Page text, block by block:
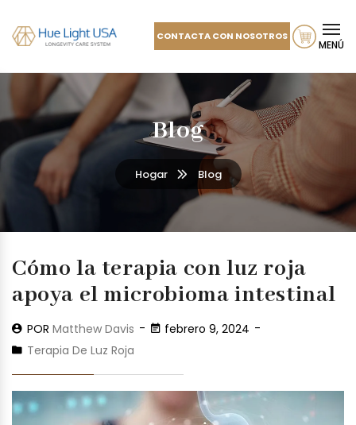
CONTACTA CON NOSOTROS
MENÚ
Blog
Hogar Blog
Cómo la terapia con luz roja
apoya el microbioma intestinal
POR Matthew Davis
febrero 9, 2024
Terapia De Luz Roja